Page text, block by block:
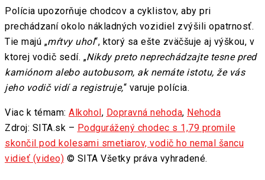
Polícia upozorňuje chodcov a cyklistov, aby pri
prechádzaní okolo nákladných vozidiel zvýšili opatrnosť.
Tie majú „mŕtvy uhol“, ktorý sa ešte zväčšuje aj výškou, v
ktorej vodič sedí. „Nikdy preto neprechádzajte tesne pred
kamiónom alebo autobusom, ak nemáte istotu, že vás
jeho vodič vidí a registruje,“ varuje polícia.
Viac k témam: Alkohol, Dopravná nehoda, Nehoda
Zdroj: SITA.sk – Podgurážený chodec s 1,79 promile
skončil pod kolesami smetiarov, vodič ho nemal šancu
vidieť (video) © SITA Všetky práva vyhradené.